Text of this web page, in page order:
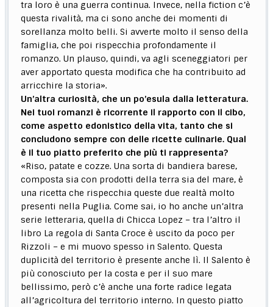
tra loro è una guerra continua. Invece, nella fiction c’è
questa rivalità, ma ci sono anche dei momenti di
sorellanza molto belli. Si avverte molto il senso della
famiglia, che poi rispecchia profondamente il
romanzo. Un plauso, quindi, va agli sceneggiatori per
aver apportato questa modifica che ha contribuito ad
arricchire la storia».
Un’altra curiosità, che un po’esula dalla letteratura.
Nei tuoi romanzi è ricorrente il rapporto con il cibo,
come aspetto edonistico della vita, tanto che si
concludono sempre con delle ricette culinarie. Qual
è il tuo piatto preferito che più ti rappresenta?
«Riso, patate e cozze. Una sorta di bandiera barese,
composta sia con prodotti della terra sia del mare, è
una ricetta che rispecchia queste due realtà molto
presenti nella Puglia. Come sai, io ho anche un’altra
serie letteraria, quella di Chicca Lopez – tra l’altro il
libro La regola di Santa Croce è uscito da poco per
Rizzoli – e mi muovo spesso in Salento. Questa
duplicità del territorio è presente anche lì. Il Salento è
più conosciuto per la costa e per il suo mare
bellissimo, però c’è anche una forte radice legata
all’agricoltura del territorio interno. In questo piatto